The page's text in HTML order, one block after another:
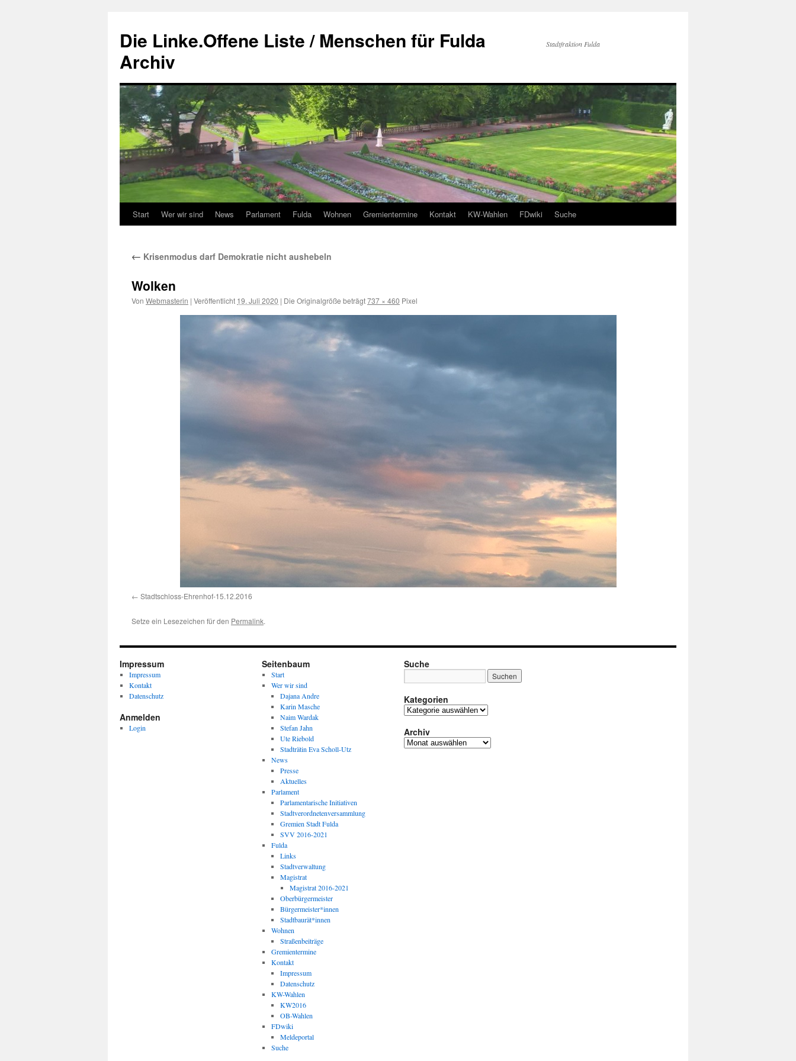
springen
Die Linke.Offene Liste / Menschen für Fulda
Archiv
Stadtfraktion Fulda
Start Wer wir sind News Parlament Fulda Wohnen Gremientermine Kontakt KW-Wahlen FDwiki Suche
← Krisenmodus darf Demokratie nicht aushebeln
Wolken
Von Webmasterin | Veröffentlicht 19. Juli 2020 | Die Originalgröße beträgt737 × 460 Pixel
Stadtschloss-Ehrenhof-15.12.2016
Setze ein Lesezeichen für den Permalink.
Impressum
Impressum
Kontakt
Datenschutz
Anmelden
Login
Seitenbaum
Start
Wer wir sind
Dajana Andre
Karin Masche
Naim Wardak
Stefan Jahn
Ute Riebold
Stadträtin Eva Scholl-Utz
News
Presse
Aktuelles
Parlament
Parlamentarische Initiativen
Stadtverordnetenversammlung
Gremien Stadt Fulda
SVV 2016-2021
Fulda
Links
Stadtverwaltung
Magistrat
Magistrat 2016-2021
Oberbürgermeister
Bürgermeister*innen
Stadtbaurät*innen
Wohnen
Straßenbeiträge
Gremientermine
Kontakt
Impressum
Datenschutz
KW-Wahlen
KW2016
OB-Wahlen
FDwiki
Meldeportal
Suche
Suche
Kategorien
Kategorien
Archiv
Archiv